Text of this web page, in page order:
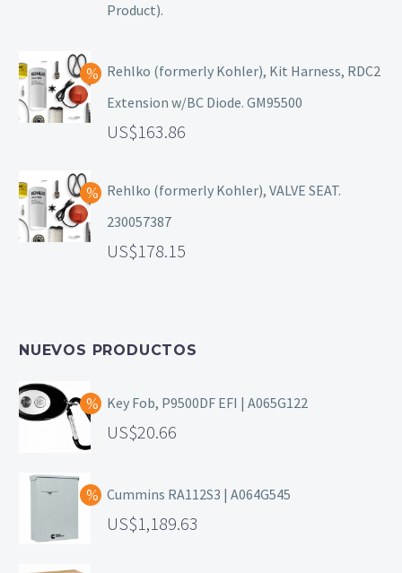
Product).
Rehlko (formerly Kohler), Kit Harness, RDC2
Extension w/BC Diode. GM95500
163.86
Rehlko (formerly Kohler), VALVE SEAT.
230057387
178.15
NUEVOS PRODUCTOS
Key Fob, P9500DF EFI | A065G122
20.66
Cummins RA112S3 | A064G545
1,189.63